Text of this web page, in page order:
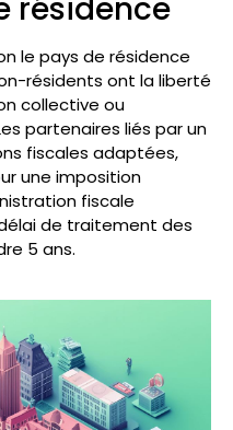
résidence
le pays de résidence
résidents ont la liberté
collective ou
partenaires liés par un
fiscales adaptées,
une imposition
fiscale
de traitement des
5 ans.